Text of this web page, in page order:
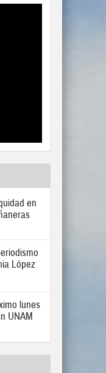
en
López
lunes
UNAM